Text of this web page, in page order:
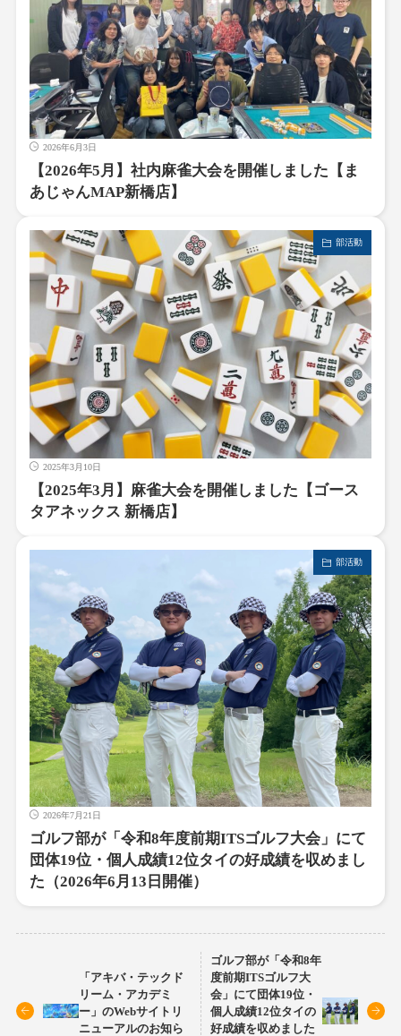
2026年6月3日
【2026年5月】社内麻雀大会を開催しました【ま
あじゃんMAP新橋店】
部活動
2025年3月10日
【2025年3月】麻雀大会を開催しました【ゴース
タアネックス 新橋店】
部活動
2026年7月21日
ゴルフ部が「令和8年度前期ITSゴルフ大会」にて
団体19位・個人成績12位タイの好成績を収めまし
た（2026年6月13日開催）
「アキバ・テックド
リーム・アカデミ
ー」のWebサイトリ
ニューアルのお知ら
ゴルフ部が「令和8年
度前期ITSゴルフ大
会」にて団体19位・
個人成績12位タイの
好成績を収めました